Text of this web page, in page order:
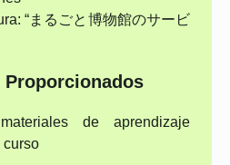
“まるごと博物館のサービ
Proporcionados
de aprendizaje
curso